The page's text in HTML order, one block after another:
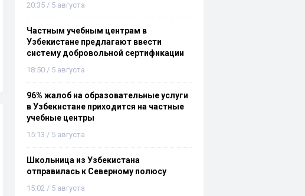
20:35 / 5 августа
Частным учебным центрам в
Узбекистане предлагают ввести
систему добровольной сертификации
18:50 / 5 августа
96% жалоб на образовательные услуги
в Узбекистане приходится на частные
учебные центры
15:13 / 5 августа
Школьница из Узбекистана
отправилась к Северному полюсу
15:02 / 5 августа